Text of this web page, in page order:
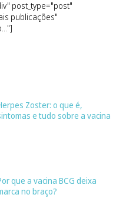
post_type="post"
publicações"
Zoster: o que é,
e tudo sobre a vacina
que a vacina BCG deixa
no braço?